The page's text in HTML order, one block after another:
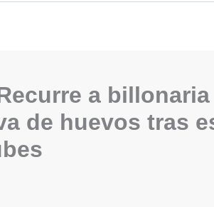
a billonaria
de huevos tras